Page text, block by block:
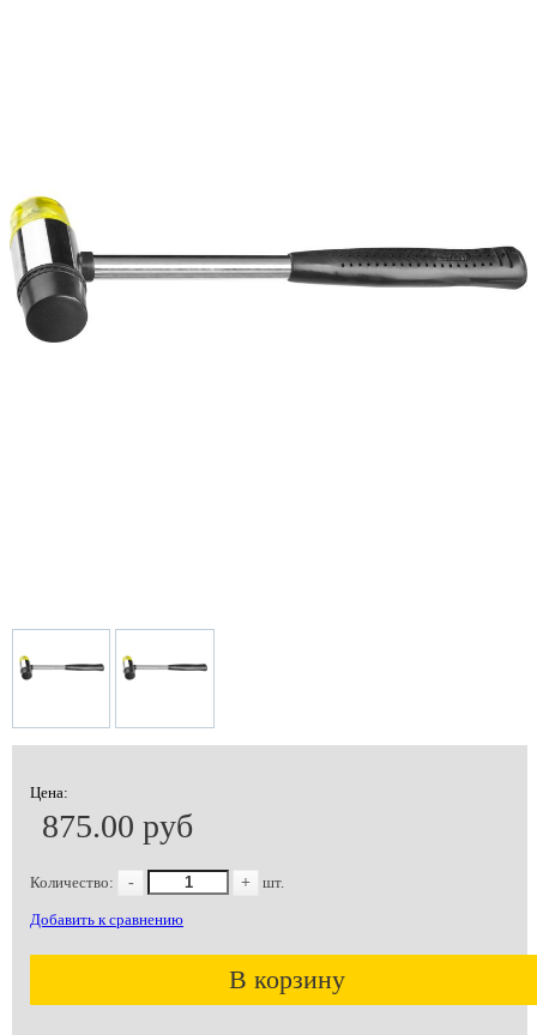
Цена:
875.00 руб
Количество: - + шт.
Добавить к сравнению
В корзину